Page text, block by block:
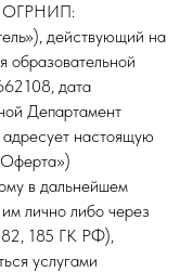
ОГРНИП:
действующий на
образовательной
дата
Департамент
настоящую
в дальнейшем
лично либо через
185 ГК РФ),
услугами